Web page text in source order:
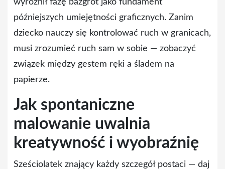
późniejszych umiejętności graficznych. Zanim
dziecko nauczy się kontrolować ruch w granicach,
musi zrozumieć ruch sam w sobie — zobaczyć
związek między gestem ręki a śladem na
papierze.
Jak spontaniczne
malowanie uwalnia
kreatywność i wyobraźnię
Sześciolatek znający każdy szczegół postaci — daj